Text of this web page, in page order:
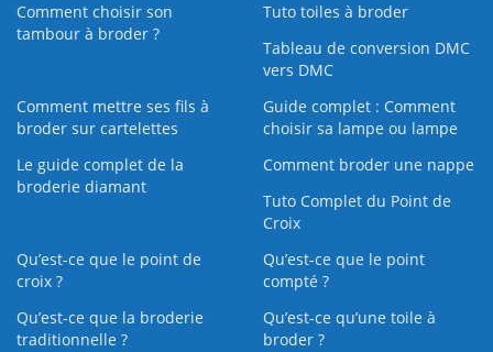
Comment choisir son
tambour à broder ?
Tuto toiles à broder
Tableau de conversion DMC
vers DMC
Comment mettre ses fils à
broder sur cartelettes
Guide complet : Comment
choisir sa lampe ou lampe
Le guide complet de la
broderie diamant
Comment broder une nappe
Tuto Complet du Point de
Croix
Qu’est-ce que le point de
croix ?
Qu’est-ce que le point
compté ?
Qu’est-ce que la broderie
traditionnelle ?
Qu’est‑ce qu’une toile à
broder ?